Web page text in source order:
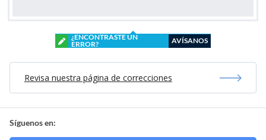
¿ENCONTRASTE UN
ERROR?
AVÍSANOS
Revisa nuestra página de correcciones
Síguenos en: